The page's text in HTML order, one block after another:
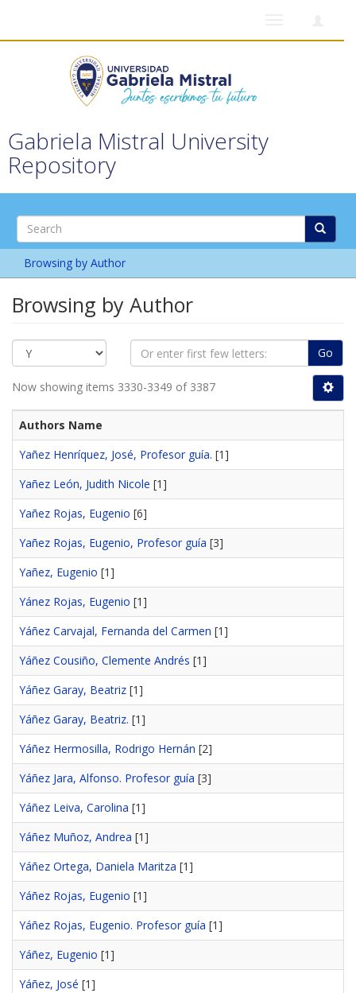
Gabriela Mistral University
Repository
Browsing by Author
Browsing by Author
Go
Now showing items 3330-3349 of 3387
Authors Name
Yañez Henríquez, José, Profesor guía. [1]
Yañez León, Judith Nicole [1]
Yañez Rojas, Eugenio [6]
Yañez Rojas, Eugenio, Profesor guía [3]
Yañez, Eugenio [1]
Yánez Rojas, Eugenio [1]
Yáñez Carvajal, Fernanda del Carmen [1]
Yáñez Cousiño, Clemente Andrés [1]
Yáñez Garay, Beatriz [1]
Yáñez Garay, Beatriz. [1]
Yáñez Hermosilla, Rodrigo Hernán [2]
Yáñez Jara, Alfonso. Profesor guía [3]
Yáñez Leiva, Carolina [1]
Yáñez Muñoz, Andrea [1]
Yáñez Ortega, Daniela Maritza [1]
Yáñez Rojas, Eugenio [1]
Yáñez Rojas, Eugenio. Profesor guía [1]
Yáñez, Eugenio [1]
Yáñez, José [1]